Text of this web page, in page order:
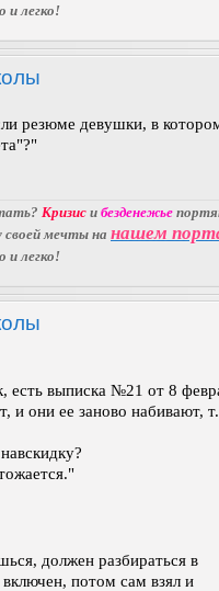
и легко!
резюме девушки, в
Кризис и безденежье
своей мечты на нашем
и легко!
есть выписка №21 от 8
и они ее заново набивают,
должен разбираться в
потом сам взял и